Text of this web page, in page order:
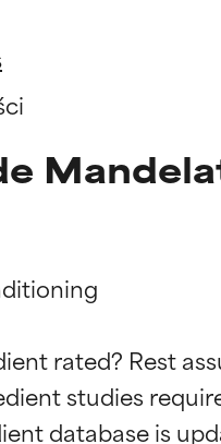
rated? Rest
studies
Oceny
BEST
Oceny
BEST